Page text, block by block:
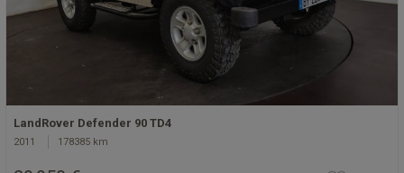
LandRover Defender 90 TD4
2011 178385 km